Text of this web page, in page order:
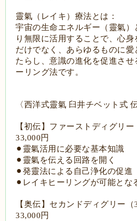
靈氣（レイキ）療法とは：
宇宙の生命エネルギー（靈氣）
り無限に活用することで、心身
だけでなく、あらゆるものに愛
たらし、意識の進化を促進させ
ーリング法です。
〈西洋式靈氣 臼井チベット式
【初伝】ファーストディグリー
33,000 円
⚫︎靈氣活用に必要な基本知識
⚫︎靈氣を伝える回路を開く
⚫︎発靈法による自己浄化の促進
⚫︎レイキヒーリングが可能とな
【奥伝】セカンドディグリー（
33,000 円